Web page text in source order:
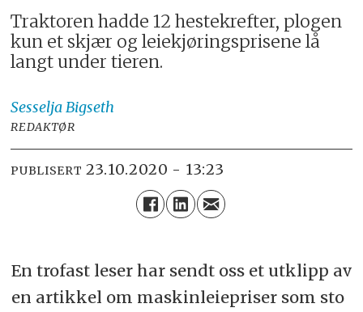
Traktoren hadde 12 hestekrefter, plogen
kun et skjær og leiekjøringsprisene lå
langt under tieren.
SesseljaBigseth
REDAKTØR
PUBLISERT 23.10.2020 - 13:23
En trofast leser har sendt oss et utklipp av
en artikkel om maskinleiepriser som sto